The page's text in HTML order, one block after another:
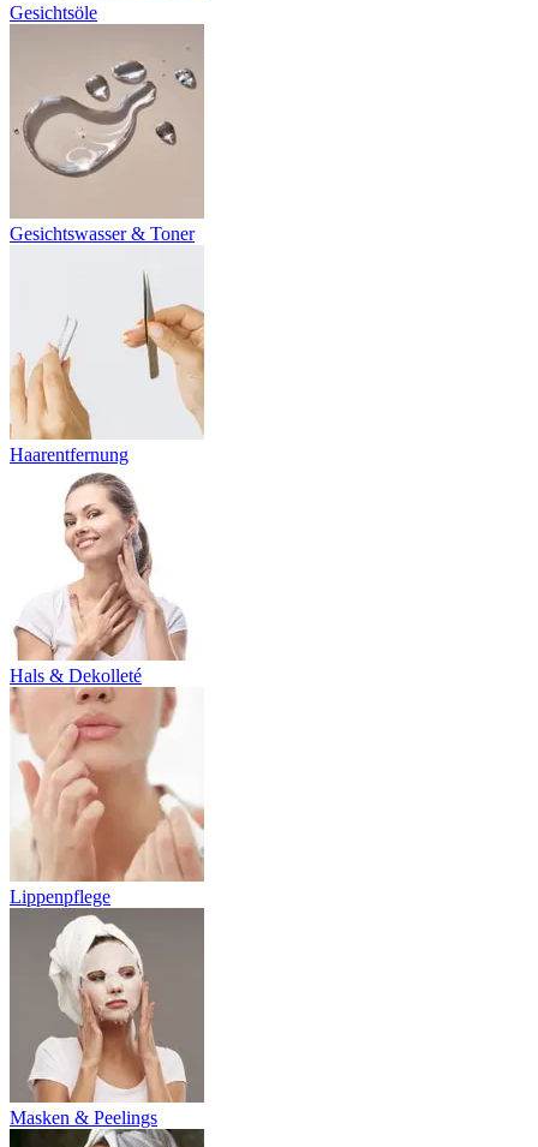
Gesichtsöle
Gesichtswasser & Toner
Haarentfernung
Hals & Dekolleté
Lippenpflege
Masken & Peelings